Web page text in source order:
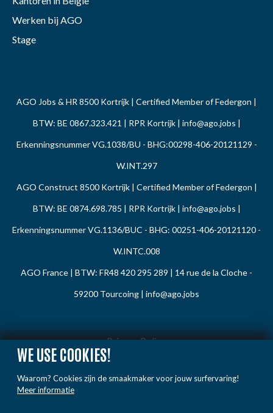
WE USE COOKIES!
Waarom? Cookies zijn de smaakmaker voor jouw surfervaring!
Meer informatie
Werken bij AGO
Stage
AGO Jobs & HR 8500 Kortrijk | Certified Member of Federgon |
BTW: BE 0867.323.421 | RPR Kortrijk | info@ago.jobs |
Erkenningsnummer VG.1038/BU - BHG:00298-406-20121129 -
W.INT.297
AGO Construct 8500 Kortrijk | Certified Member of Federgon |
BTW: BE 0874.698.785 | RPR Kortrijk | info@ago.jobs |
Erkenningsnummer VG.1136/BUC - BHG: 00251-406-20121120 -
W.INTC.008
AGO France | BTW: FR48 420 295 289 | 14 rue de la Cloche -
59200 Tourcoing | info@ago.jobs
Privacy Policy
Cookie Policy
Gedragsregels